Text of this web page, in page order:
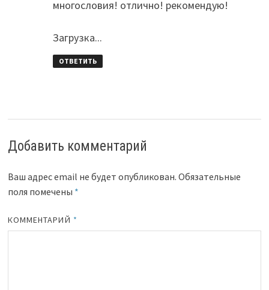
многословия! отлично! рекомендую!
Загрузка...
ОТВЕТИТЬ
Добавить комментарий
Ваш адрес email не будет опубликован. Обязательные
поля помечены *
КОММЕНТАРИЙ *